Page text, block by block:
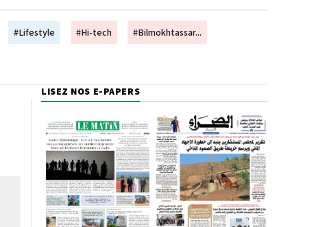
Le Matin Annonces
Morocco Today Forum
Bookclub
Cinéma
#Lifestyle #Hi-tech #Bilmokhtassar...
LISEZ NOS E-PAPERS